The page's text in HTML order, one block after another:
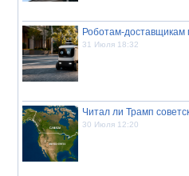
Роботам-доставщикам
31 Июля 18:32
Читал ли Трамп
30 Июля 12:20